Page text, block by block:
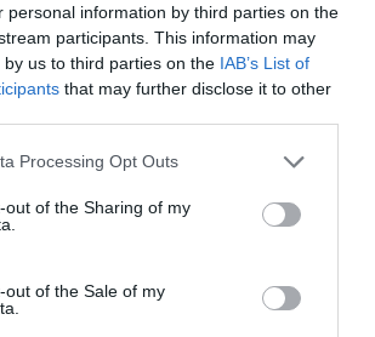
personal information by third parties on the
participants. This information may
us to third parties on the IAB’s List of
that may further disclose it to other
website/app uses one or more Google
visit or usage behaviour. You may click to
to Google and its third-party tags to
below specified purposes in below Google
Processing Opt Outs
out of the Sharing of my
out of the Sale of my